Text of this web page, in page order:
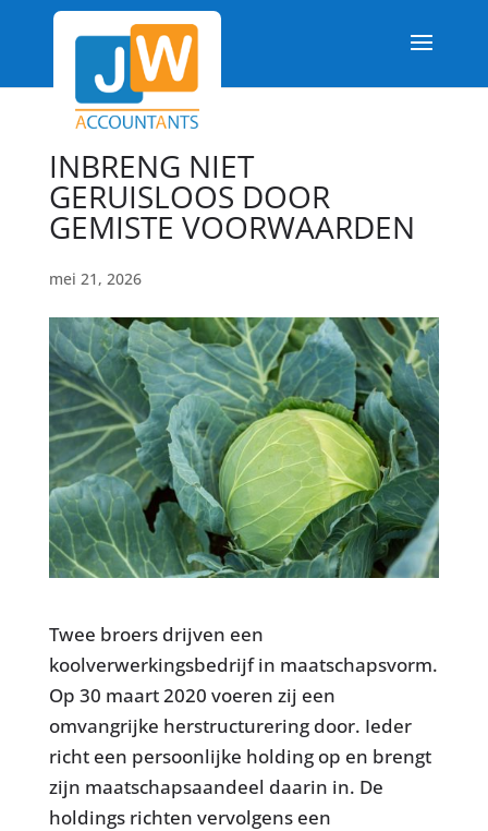
INBRENG NIET
GERUISLOOS DOOR
GEMISTE VOORWAARDEN
mei 21, 2026
Twee broers drijven een
koolverwerkingsbedrijf in maatschapsvorm.
Op 30 maart 2020 voeren zij een
omvangrijke herstructurering door. Ieder
richt een persoonlijke holding op en brengt
zijn maatschapsaandeel daarin in. De
holdings richten vervolgens een